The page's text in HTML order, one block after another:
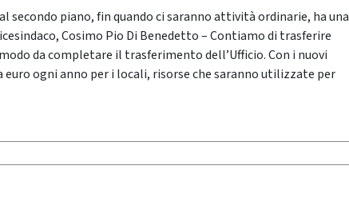
secondo piano, fin quando ci saranno attività ordinarie, ha una
Cosimo Pio Di Benedetto – Contiamo di trasferire
da completare il trasferimento dell’Ufficio. Con i nuovi
ogni anno per i locali, risorse che saranno utilizzate per